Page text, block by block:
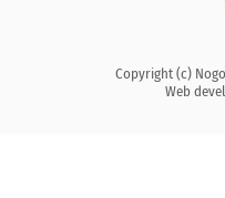
Copyright (c)
Web